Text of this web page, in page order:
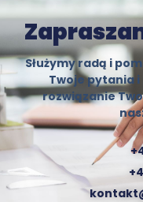
Służymy radą i
Twoje pytania
rozwiązanie